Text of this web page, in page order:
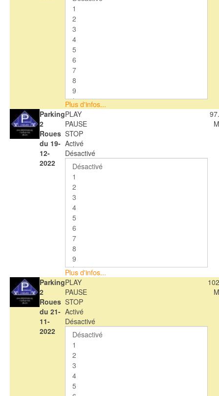
Plus d'infos...
Parking
2
Roues
du 19-
12-
2022
PLAY
PAUSE
STOP
Activé
Désactivé
Plus d'infos...
Parking
2
Roues
du 21-
11-
2022
PLAY
PAUSE
STOP
Activé
Désactivé